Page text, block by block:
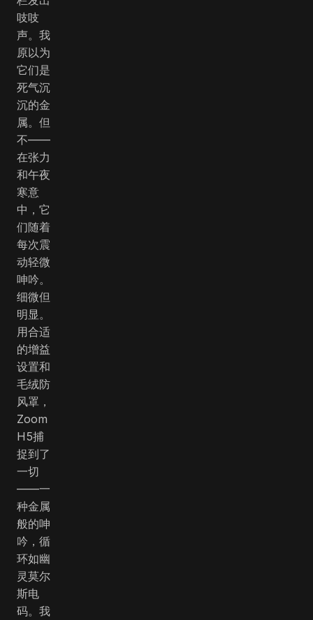
吱吱
声。我
原以为
它们是
死气沉
沉的金
属。但
不——
在张力
和午夜
寒意
中，它
们随着
每次震
动轻微
呻吟。
细微但
明显。
用合适
的增益
设置和
毛绒防
风罩，
Zoom
H5捕
捉到了
一切
——一
种金属
般的呻
吟，循
环如幽
灵莫尔
斯电
码。我